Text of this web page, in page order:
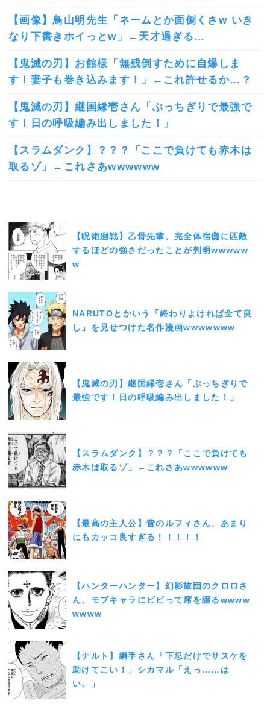
【画像】鳥山明先生「ネームとか面倒くさw いき
なり下書きホイっとw」←天才過ぎる…
【鬼滅の刃】お館様「無残倒すために自爆しま
す！妻子も巻き込みます！」←これ許せるか…？
【鬼滅の刃】継国縁壱さん「ぶっちぎりで最強で
す！日の呼吸編み出しました！」
【スラムダンク】？？？「ここで負けても赤木は
取るゾ」←これさあwwwwww
【呪術廻戦】乙骨先輩、完全体宿儺に匹敵
するほどの強さだったことが判明wwwww
w
NARUTOとかいう「終わりよければ全て良
し」を見せつけた名作漫画wwwwwww
【鬼滅の刃】継国縁壱さん「ぶっちぎりで
最強です！日の呼吸編み出しました！」
【スラムダンク】？？？「ここで負けても
赤木は取るゾ」←これさあwwwwww
【最高の主人公】昔のルフィさん、あまり
にもカッコ良すぎる！！！！！
【ハンターハンター】幻影旅団のクロロさ
ん、モブキャラにビビって席を譲るwwww
wwww
【ナルト】綱手さん「下忍だけでサスケを
助けてこい！」シカマル「えっ……は
い。」